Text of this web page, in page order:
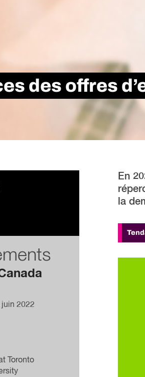
des offres
juin 2022
Toronto
En
la